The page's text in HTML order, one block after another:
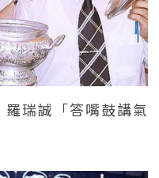
瑞誠「答嘴鼓講氣